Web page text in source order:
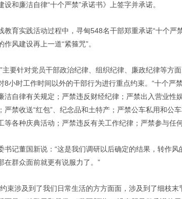
设和廉洁自律“十个严禁”承诺书》上签字并承诺。
教育实践活动过程中，寻甸548名干部郑重承诺“十个严
风建设再上一道“紧箍咒”。
主要针对党员干部政治纪律、组织纪律、廉政纪律等方
8小时工作时间以外的干部行为进行重点约束。“十个严
洁自律有关规定；严禁违反财经纪律；严禁出入营业性
严禁收送“红包”、纪念品和土特产；严禁公车私用和公
等各种庆典活动；严禁违反有关工作纪律；严禁参与任
书记董国新说：“这是我们调研以后确定的结果，转作
在群众面前就更有说服力了。”
束涉及到了我们日常生活的方方面面，涉及到了细枝